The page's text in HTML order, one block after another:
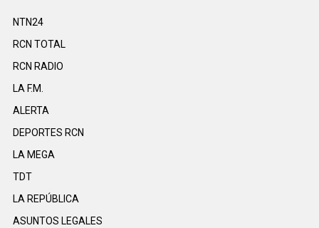
NTN24
RCN TOTAL
RCN RADIO
LA F.M.
ALERTA
DEPORTES RCN
LA MEGA
TDT
LA REPÚBLICA
ASUNTOS LEGALES